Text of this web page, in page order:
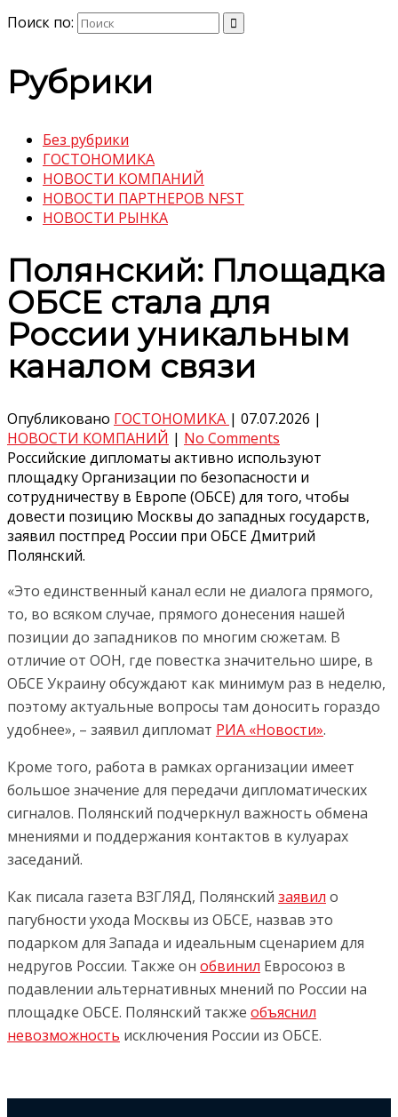
Поиск по:
Рубрики
Без рубрики
ГОСТОНОМИКА
НОВОСТИ КОМПАНИЙ
НОВОСТИ ПАРТНЕРОВ NFST
НОВОСТИ РЫНКА
Полянский: Площадка
ОБСЕ стала для
России уникальным
каналом связи
Опубликовано ГОСТОНОМИКА | 07.07.2026 |
НОВОСТИ КОМПАНИЙ | No Comments
Российские дипломаты активно используют
площадку Организации по безопасности и
сотрудничеству в Европе (ОБСЕ) для того, чтобы
довести позицию Москвы до западных государств,
заявил постпред России при ОБСЕ Дмитрий
Полянский.
«Это единственный канал если не диалога прямого,
то, во всяком случае, прямого донесения нашей
позиции до западников по многим сюжетам. В
отличие от ООН, где повестка значительно шире, в
ОБСЕ Украину обсуждают как минимум раз в неделю,
поэтому актуальные вопросы там доносить гораздо
удобнее», – заявил дипломат РИА «Новости».
Кроме того, работа в рамках организации имеет
большое значение для передачи дипломатических
сигналов. Полянский подчеркнул важность обмена
мнениями и поддержания контактов в кулуарах
заседаний.
Как писала газета ВЗГЛЯД, Полянский заявил о
пагубности ухода Москвы из ОБСЕ, назвав это
подарком для Запада и идеальным сценарием для
недругов России. Также он обвинил Евросоюз в
подавлении альтернативных мнений по России на
площадке ОБСЕ. Полянский также объяснил
невозможность исключения России из ОБСЕ.